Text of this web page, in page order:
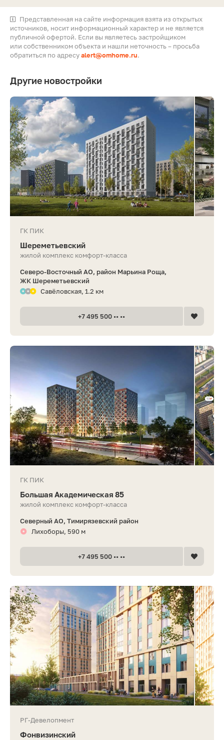
Представленная на сайте информация взята из открытых
источников, носит информационный характер и не является
публичной офертой. Если вы являетесь застройщиком
или собственником объекта и нашли неточность – просьба
обратиться по адресуalert@omhome.ru.
Другие новостройки
ГК ПИК
Шереметьевский
жилой комплекс комфорт-класса
Северо-Восточный АО, район Марьина Роща,
ЖК Шереметьевский
Савёловская, 1.2 км
+7 495 500 •• ••
ГК ПИК
Большая Академическая 85
жилой комплекс комфорт-класса
Северный АО, Тимирязевский район
Лихоборы, 590 м
+7 495 500 •• ••
РГ-Девелопмент
Фонвизинский